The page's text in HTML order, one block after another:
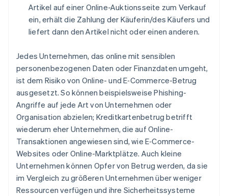
Artikel auf einer Online-Auktionsseite zum Verkauf
ein, erhält die Zahlung der Käuferin/des Käufers und
liefert dann den Artikel nicht oder einen anderen.
Jedes Unternehmen, das online mit sensiblen
personenbezogenen Daten oder Finanzdaten umgeht,
ist dem Risiko von Online- und E‑Commerce-Betrug
ausgesetzt. So können beispielsweise Phishing-
Angriffe auf jede Art von Unternehmen oder
Organisation abzielen; Kreditkartenbetrug betrifft
wiederum eher Unternehmen, die auf Online-
Transaktionen angewiesen sind, wie E‑Commerce-
Websites oder Online-Marktplätze. Auch kleine
Unternehmen können Opfer von Betrug werden, da sie
im Vergleich zu größeren Unternehmen über weniger
Ressourcen verfügen und ihre Sicherheitssysteme